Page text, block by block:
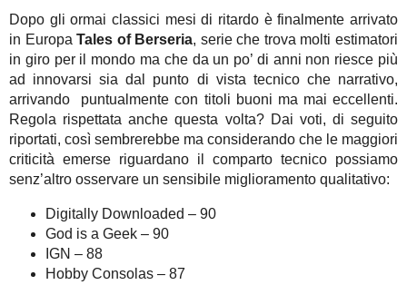
Dopo gli ormai classici mesi di ritardo è finalmente arrivato
in EuropaTales of Berseria, serie che trova molti estimatori
in giro per il mondo ma che da un po’ di anni non riesce più
ad innovarsi sia dal punto di vista tecnico che narrativo,
arrivando puntualmente con titoli buoni ma mai eccellenti.
Regola rispettata anche questa volta? Dai voti, di seguito
riportati, così sembrerebbe ma considerando che le maggiori
criticità emerse riguardano il comparto tecnico possiamo
senz’altro osservare un sensibile miglioramento qualitativo:
Digitally Downloaded – 90
God is a Geek – 90
IGN – 88
Hobby Consolas – 87